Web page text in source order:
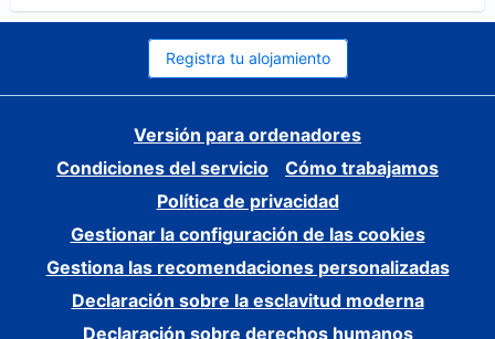
Registra tu alojamiento
Versión para ordenadores
Condiciones del servicio
Cómo trabajamos
Política de privacidad
Gestionar la configuración de las cookies
Gestiona las recomendaciones personalizadas
Declaración sobre la esclavitud moderna
Declaración sobre derechos humanos